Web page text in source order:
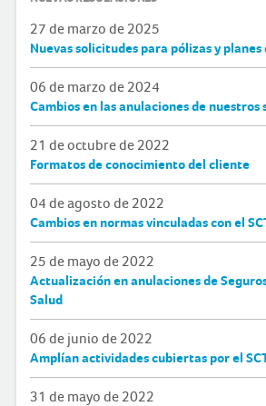
27 de marzo de 2025
Nuevas solicitudes para pólizas y planes
06 de marzo de 2024
Cambios en las anulaciones de nuestros
21 de octubre de 2022
Formatos de conocimiento del cliente
04 de agosto de 2022
Cambios en normas vinculadas con el
25 de mayo de 2022
Actualización en anulaciones de
Salud
06 de junio de 2022
Amplían actividades cubiertas por el
31 de mayo de 2022